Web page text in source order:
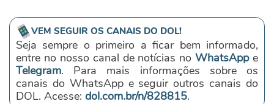
VEM SEGUIR OS CANAIS DO DOL!
Seja sempre o primeiro a ficar bem informado,
entre no nosso canal de notícias noWhatsAppe
Telegram. Para mais informações sobre os
canais do WhatsApp e seguir outros canais do
DOL. Acesse: dol.com.br/n/828815.